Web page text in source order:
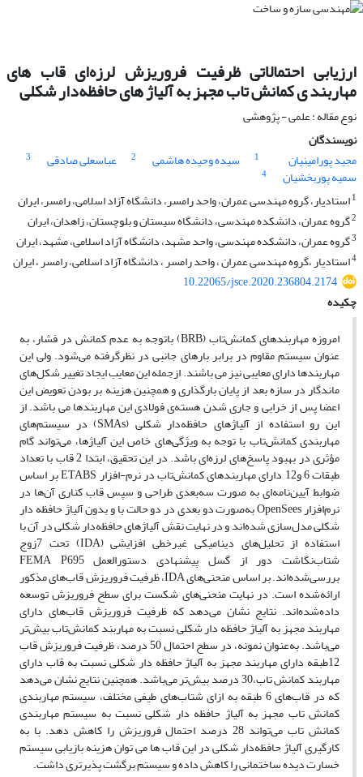
ارزیابی احتمالاتی ظرفیت فروریزش لرزه‌ای قاب های
مهاربند ی کمانش تاب مجهز به آلیاژ های حافظه‌دار شکلی
نوع مقاله : علمی - پژوهشی
نویسندگان
مجید پورامینیان
1 سیده وحیده هاشمی 2 عباسعلی صادقی 3
سمیه پوربخشیان
4
1استادیار، گروه مهندسی عمران، واحد رامسر، دانشگاه آزاد اسلامی، رامسر، ایران
2گروه عمران، دانشکده مهندسی، دانشگاه سیستان و بلوچستان، زاهدان، ایران
3گروه عمران، دانشکده مهندسی، واحد مشهد، دانشگاه آزاد اسلامی، مشهد، ایران
4استادیار ،گروه مهندسی عمران ، واحد رامسر ، دانشگاه آزاد اسلامی، رامسر ، ایران
10.22065/jsce.2020.236804.2174
چکیده
امروزه مهاربندهای کمانش‌تاب (BRB) باتوجه به عدم کمانش در فشار، به
عنوان سیستم مقاوم در برابر بارهای جانبی در نظرگرفته می‌شود. ولی این
مهاربندها دارای معایبی نیز می باشند. ازجمله این معایب ایجاد تغییر شکل‌های
ماندگار در سازه بعد از پایان بارگذاری و همچنین هزینه بر بودن تعویض این
اعضا پس از خرابی و جاری شدن هسته‌ی فولادی این مهاربندها می باشد. از
این ‌رو استفاده از آلیاژهای حافظه‌دار شکلی (SMAs) در سیستم‌های
مهاربندی کمانش‌تاب با توجه به ویژگی‌های خاص این آلیاژها، می‌تواند گام
مؤثری در بهبود پاسخ‌های لرزه‌ای باشد. در این تحقیق، ابتدا 2 قاب با تعداد
طبقات 6 و12 دارای مهاربند‌های کمانش‌تاب در نرم-افزار ETABS بر اساس
ضوابط آیین‌نامه‌ای به صورت سه‌بعدی طراحی و سپس قاب کناری آن‌ها در
نرم‌افزار OpenSees به‌صورت دو بعدی در دو حالت با و بدون آلیاژ حافظه دار
شکلی مدل‌سازی شده‌اند و در نهایت نقش آلیاژهای حافظه‌دار شکلی در آن‌ با
استفاده از تحلیل‌های دینامیکی غیرخطی افزایشی (IDA) تحت 7‌زوج
شتاب‌نگاشت دور از گسل پیشنهادی دستورالعمل FEMA P695
بررسی‌شده‌اند. بر اساس منحنی‌های IDA، ظرفیت فروریزش قاب‌های مذکور
ارائه‌شده است. در نهایت منحنی‌های شکست برای سطح فروریزش توسعه
داده‌شده‌اند. نتایج نشان می‌دهد که ظرفیت فروریزش قاب‌های دارای
مهاربند مجهز به آلیاژ حافظه دار شکلی نسبت به مهاربند کمانش‌تاب بیش‌تر
می‌باشد. به‌عنوان نمونه، در سطح احتمال 50 درصد، ظرفیت فروریزش قاب
‌12طبقه دارای مهاربند مجهز به آلیاژ حافظه دار شکلی نسبت به قاب دارای
مهاربند کمانش تاب،30 درصد بیش‌تر می‌باشد. همچنین نتایج نشان می‌دهد
که در قاب‌های 6 طبقه به ازای شتاب‌های طیفی مختلف، سیستم مهاربندی
کمانش تاب مجهز به آلیاژ حافظه دار شکلی نسبت به سیستم‌ مهاربندی
کمانش تاب می‌تواند 28 درصد احتمال فروریزش را کاهش دهد. با به
کارگیری آلیاژ حافظه‌دار شکلی در این قاب ها می توان هزینه بازیابی سیستم
خسارت دیده ساختمانی را کاهش داده و سیستم برگشت پذیرتری داشت.